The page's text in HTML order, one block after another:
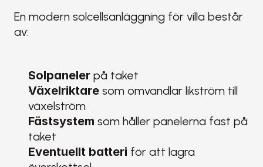
En modern solcellsanläggning för villa består
av:
Solpaneler på taket
Växelriktare som omvandlar likström till
växelström
Fästsystem som håller panelerna fast på
taket
Eventuellt batteri för att lagra